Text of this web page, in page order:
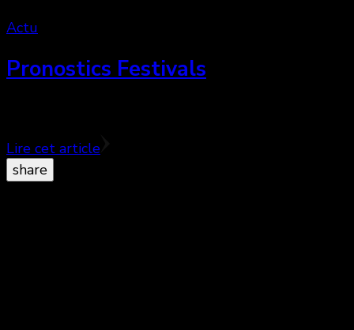
Actu
Pronostics Festivals
Lire cet article
share